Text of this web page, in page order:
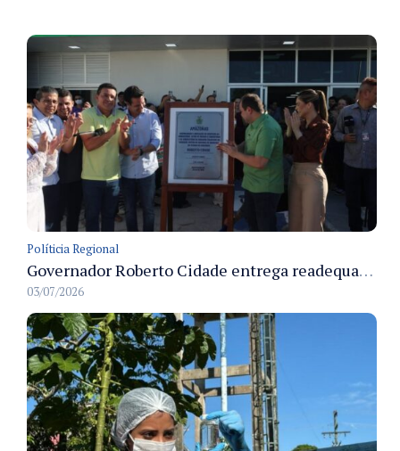
Políticia Regional
Governador Roberto Cidade entrega readequação do ambulatório da FCecon e amplia capacidade de atendimento oncológico em Manaus
03/07/2026